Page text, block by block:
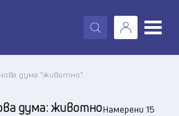
X
дума "животно"
дума: животноНамерени 15